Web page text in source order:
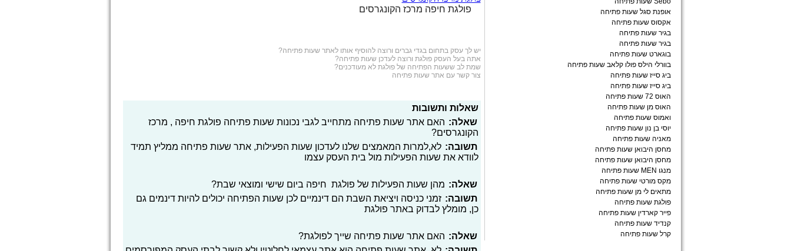
פולגת חיפה מרכז הקונגרסים
יש לך עסק בתחוםבגדי גברים ורוצה להוסיף אותו לאתר שעות פתיחה?
אתה בעל העסק פולגת ורוצה לעדכן שעות פתיחה?
שמת לב ששעות הפתיחה של פולגת לא מעודכנים?
צור קשר עם אתר שעות פתיחה
שאלות ותשובות
שאלה: האם אתר שעות פתיחה מתחייב לגבי נכונות שעות פתיחה פולגת חיפה , מרכז
הקונגרסים?
תשובה: לא,למרות המאמצים שלנו לעדכון שעות הפעילות, אתר שעות פתיחה ממליץ תמיד
לוודא את שעות הפעילות מול בית העסק עצמו
שאלה: מהן שעות הפעילות של פולגת חיפה ביום שישי ומוצאי שבת?
תשובה: זמני כניסה ויציאת השבת הם דינמיים לכן שעות הפתיחה יכולים להיות דינמים גם
כן, מומלץ לבדוק באתר פולגת
שאלה: האם אתר שעות פתיחה שייך לפולגת?
אופנת סגל שעות פתיחה
אקסוס שעות פתיחה
בגיר שעות פתיחה
בגיר שעות פתיחה
בוגארט שעות פתיחה
בוורלי הילס פולו קלאב שעות פתיחה
ביג סייז שעות פתיחה
ביג סייז שעות פתיחה
האוס 72 שעות פתיחה
האוס מן שעות פתיחה
ואמוס שעות פתיחה
יוסי בן נון שעות פתיחה
מאניה שעות פתיחה
מחסן היבואן שעות פתיחה
מחסן היבואן שעות פתיחה
מנגו MEN שעות פתיחה
מקס מורטי שעות פתיחה
מתאים לי מן שעות פתיחה
פולגת שעות פתיחה
פייר קארדין שעות פתיחה
קנדיד שעות פתיחה
קרל שעות פתיחה